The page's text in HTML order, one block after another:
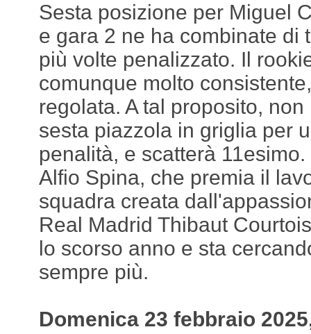
Sesta posizione per Miguel
e gara 2 ne ha combinate di
più volte penalizzato. Il
comunque molto
regolata. A tal proposito,
sesta piazzola in griglia per
penalità, e scatterà
Alfio Spina, che premia il
squadra creata
Real Madrid Thibaut
lo scorso anno e sta
sempre più.
Domenica 23 febbraio